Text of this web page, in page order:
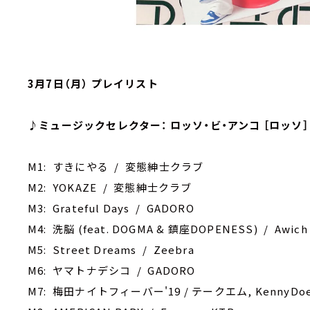
3月7日（月） プレイリスト
♪ミュージックセレクター： ロッソ・ビ・アンコ ［ロッソ］
M1: すきにやる / 変態紳士クラブ
M2: YOKAZE / 変態紳士クラブ
M3: Grateful Days / GADORO
M4: 洗脳 (feat. DOGMA & 鎮座DOPENESS) / Awich
M5: Street Dreams / Zeebra
M6: ヤマトナデシコ / GADORO
M7: 梅田ナイトフィーバー'19 / テークエム,